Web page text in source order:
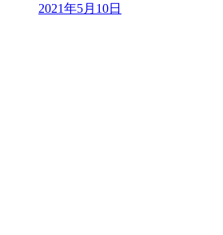
2021年5月10日